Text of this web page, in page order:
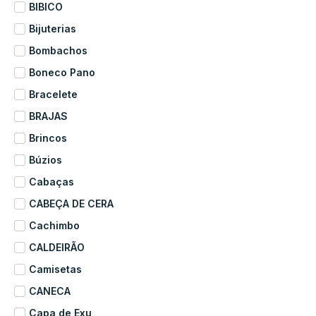
BIBICO
Bijuterias
Bombachos
Boneco Pano
Bracelete
BRAJAS
Brincos
Búzios
Cabaças
CABEÇA DE CERA
Cachimbo
CALDEIRÃO
Camisetas
CANECA
Capa de Exu